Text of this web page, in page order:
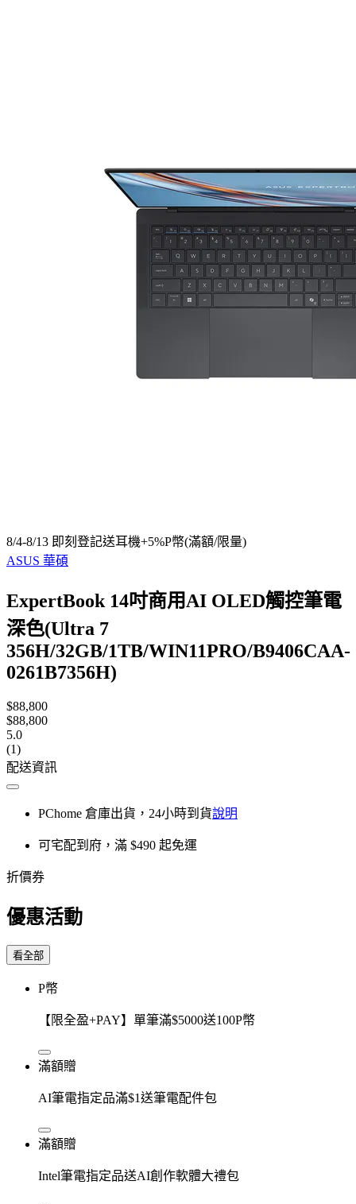
8/4-8/13 即刻登記送耳機+5%P幣(滿額/限量)
ASUS 華碩
ExpertBook 14吋商用AI OLED觸控筆電
深色(Ultra 7
356H/32GB/1TB/WIN11PRO/B9406CAA-
0261B7356H)
$88,800
$88,800
5.0
(1)
配送資訊
PChome 倉庫出貨，24小時到貨說明
可宅配到府，滿 $490 起免運
折價券
優惠活動
看全部
P幣
【限全盈+PAY】單筆滿$5000送100P幣
滿額贈
AI筆電指定品滿$1送筆電配件包
滿額贈
Intel筆電指定品送AI創作軟體大禮包